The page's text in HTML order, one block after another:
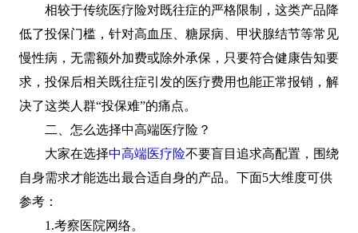
相较于传统医疗险对既往症的严格限制，这类产品降
低了投保门槛，针对高血压、糖尿病、甲状腺结节等常见
慢性病，无需额外加费或除外承保，只要符合健康告知要
求，投保后相关既往症引发的医疗费用也能正常报销，解
决了这类人群“投保难”的痛点。
二、怎么选择中高端医疗险？
大家在选择中高端医疗险不要盲目追求高配置，围绕
自身需求才能选出最合适自身的产品。下面5大维度可供
参考：
1.考察医院网络。